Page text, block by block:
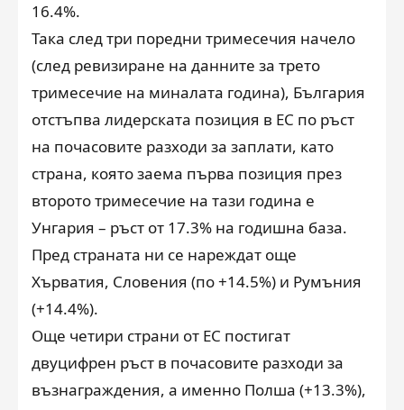
16.4%.
Така след три поредни тримесечия начело
(след ревизиране на данните за трето
тримесечие на миналата година), България
отстъпва лидерската позиция в ЕС по ръст
на почасовите разходи за заплати, като
страна, която заема първа позиция през
второто тримесечие на тази година е
Унгария – ръст от 17.3% на годишна база.
Пред страната ни се нареждат още
Хърватия, Словения (по +14.5%) и Румъния
(+14.4%).
Още четири страни от ЕС постигат
двуцифрен ръст в почасовите разходи за
възнаграждения, а именно Полша (+13.3%),